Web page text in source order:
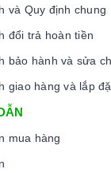
và Quy định chung
đổi trả hoàn tiền
bảo hành và sửa
giao hàng và lắp
mua hàng